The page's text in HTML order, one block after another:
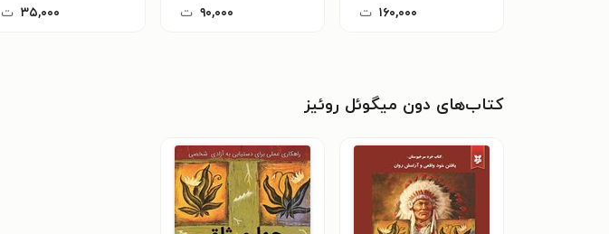
۱۶۰,۰۰۰ ت ۹۰,۰۰۰ ت ۳۵,۰۰۰ ت
کتاب‌های دون میگوئل روئ‍ی‍ز‌